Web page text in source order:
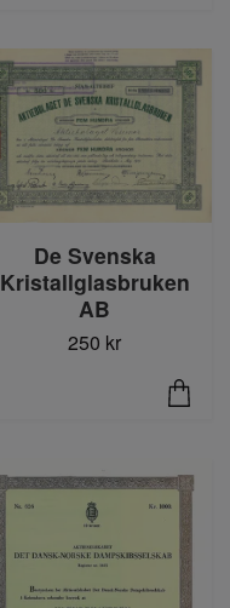
De Svenska
Kristallglasbruken
AB
250 kr